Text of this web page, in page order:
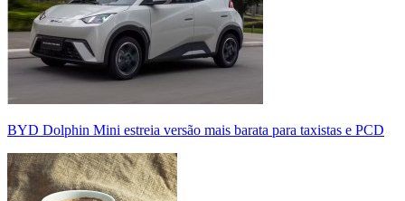
BYD Dolphin Mini estreia versão mais barata para taxistas e PCD